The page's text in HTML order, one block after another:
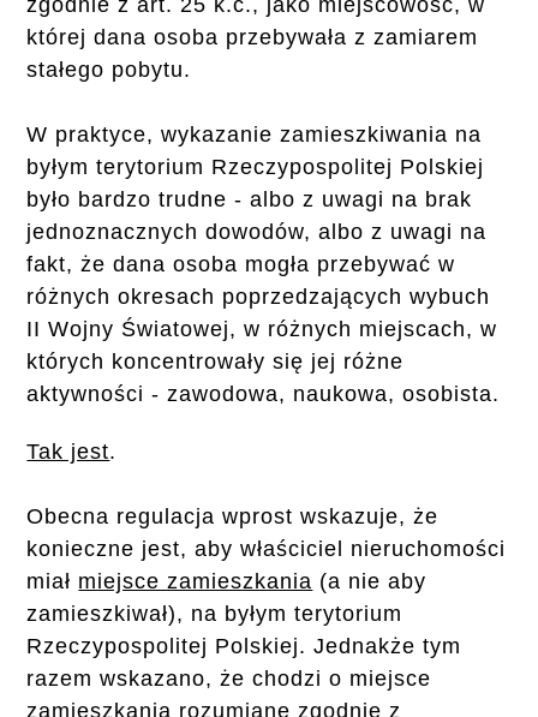
zgodnie z art. 25 k.c., jako miejscowość, w
której dana osoba przebywała z zamiarem
stałego pobytu.
W praktyce, wykazanie zamieszkiwania na
byłym terytorium Rzeczypospolitej Polskiej
było bardzo trudne - albo z uwagi na brak
jednoznacznych dowodów, albo z uwagi na
fakt, że dana osoba mogła przebywać w
różnych okresach poprzedzających wybuch
II Wojny Światowej, w różnych miejscach, w
których koncentrowały się jej różne
aktywności - zawodowa, naukowa, osobista.
Tak jest.
Obecna regulacja wprost wskazuje, że
konieczne jest, aby właściciel nieruchomości
miał miejsce zamieszkania (a nie aby
zamieszkiwał), na byłym terytorium
Rzeczypospolitej Polskiej. Jednakże tym
razem wskazano, że chodzi o miejsce
zamieszkania rozumiane zgodnie z